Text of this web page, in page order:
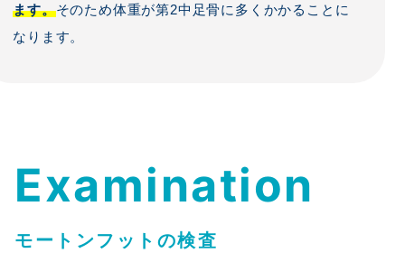
ます。そのため体重が第2中足骨に多くかかることに
なります。
Examination
モートンフットの検査